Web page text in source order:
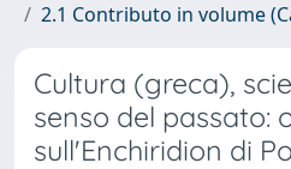
2.1 Contributo in volume
Cultura (greca),
senso del passato:
sull'Enchiridion di